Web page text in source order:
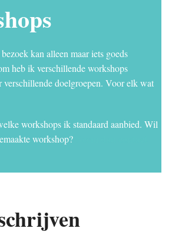
kan alleen maar iets goeds
heb ik verschillende workshops
doelgroepen. Voor elk wat
workshops ik standaard aanbied. Wil
workshop?